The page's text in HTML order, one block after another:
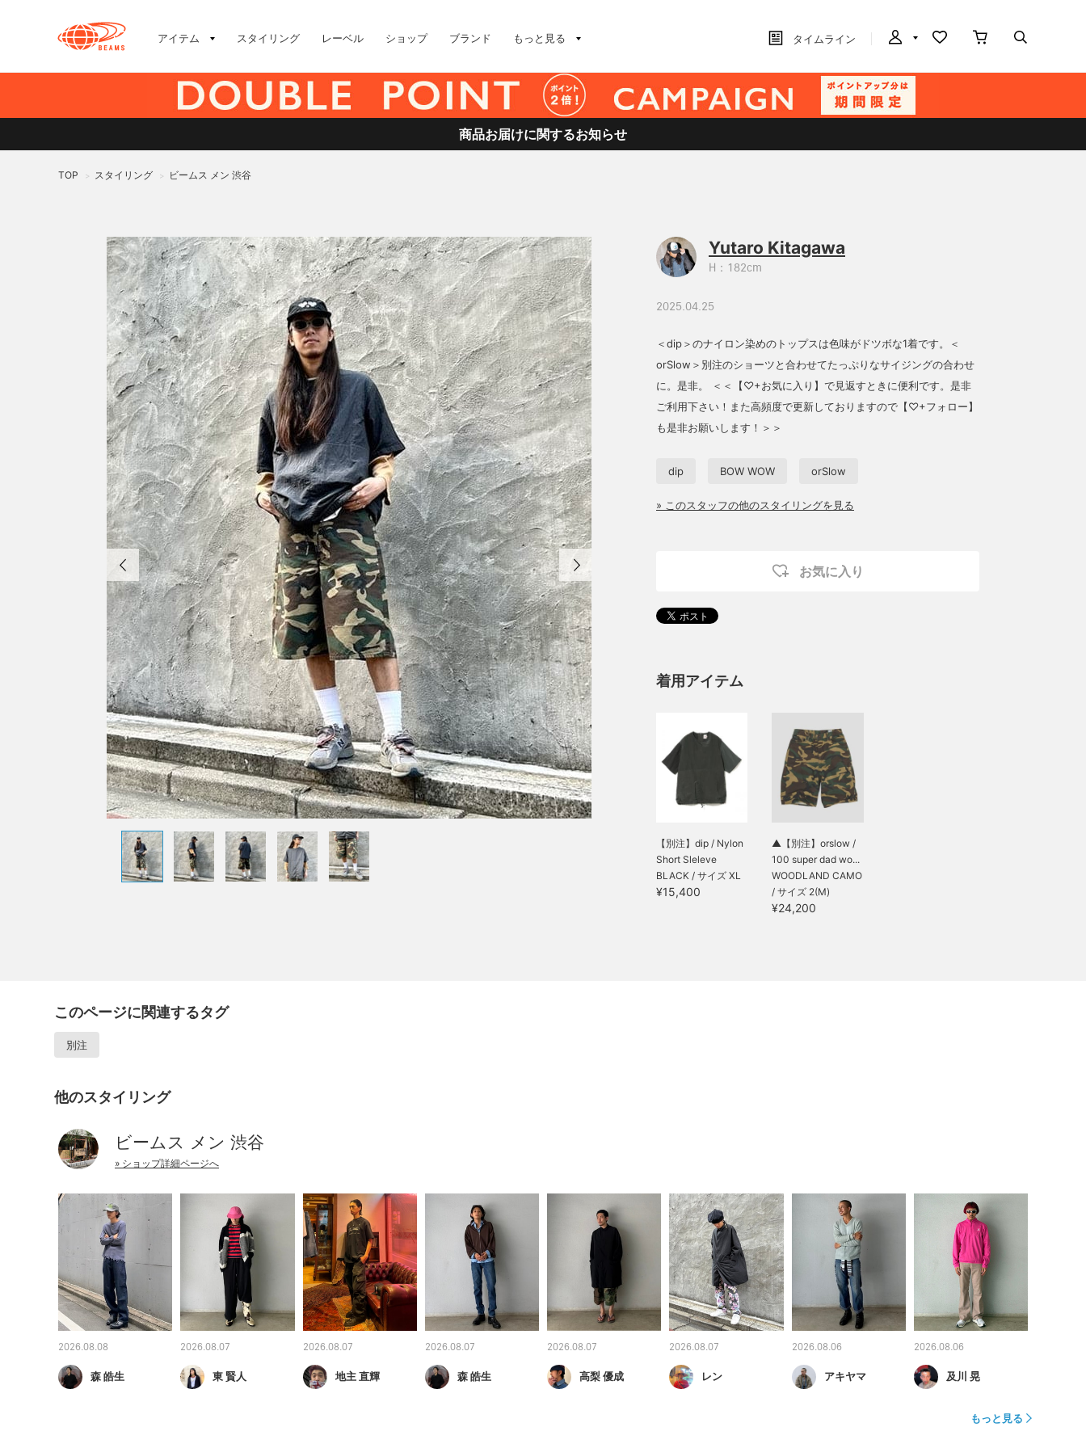
アイテム スタイリング レーベル ショップ ブランド もっと見る タイムライン
商品お届けに関するお知らせ
TOP > スタイリング > ビームス メン 渋谷
Yutaro Kitagawa
H：182cm
2025.04.25
＜dip＞のナイロン染めのトップスは色味がドツボな1着です。＜
orSlow＞別注のショーツと合わせてたっぷりなサイジングの合わせ
に。是非。 ＜＜【♡+お気に入り】で見返すときに便利です。是非
ご利用下さい！また高頻度で更新しておりますので【♡+フォロー】
も是非お願いします！＞＞
dip BOW WOW orSlow
» このスタッフの他のスタイリングを見る
お気に入り
着用アイテム
【別注】dip / Nylon
Short Sleleve
BLACK / サイズ XL
¥15,400
▲【別注】orslow /
100 super dad wo...
WOODLAND CAMO
/ サイズ 2(M)
¥24,200
このページに関連するタグ
別注
他のスタイリング
ビームス メン 渋谷
» ショップ詳細ページへ
2026.08.08
森 皓生
2026.08.07
東 賢人
2026.08.07
地主 直輝
2026.08.07
森 皓生
2026.08.07
高梨 優成
2026.08.07
レン
2026.08.06
アキヤマ
2026.08.06
及川 晃
もっと見る